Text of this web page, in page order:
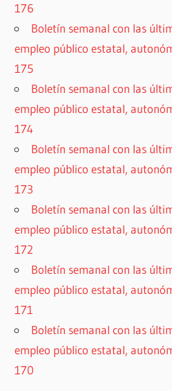
176
Boletín semanal con las
empleo público estatal,
175
Boletín semanal con las
empleo público estatal,
174
Boletín semanal con las
empleo público estatal,
173
Boletín semanal con las
empleo público estatal,
172
Boletín semanal con las
empleo público estatal,
171
Boletín semanal con las
empleo público estatal,
170